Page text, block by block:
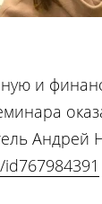
и
Андрей